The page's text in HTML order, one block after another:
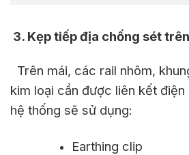
3. Kẹp tiếp địa chống sét
Trên mái, các rail nhôm,
kim loại cần được liên kết điện
hệ thống sẽ sử dụng:
Earthing clip